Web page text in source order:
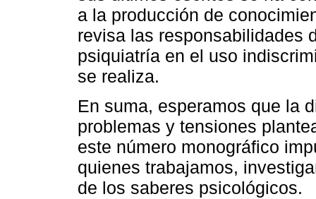
a la producción de
revisa las responsabilidades
psiquiatría en el uso
se realiza.
En suma, esperamos que la
problemas y tensiones
este número monográfico
quienes trabajamos,
de los saberes psicológicos.